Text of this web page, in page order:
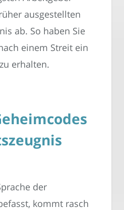
ausgestellten
ab. So haben Sie
einem Streit ein
erhalten.
der
kommt rasch